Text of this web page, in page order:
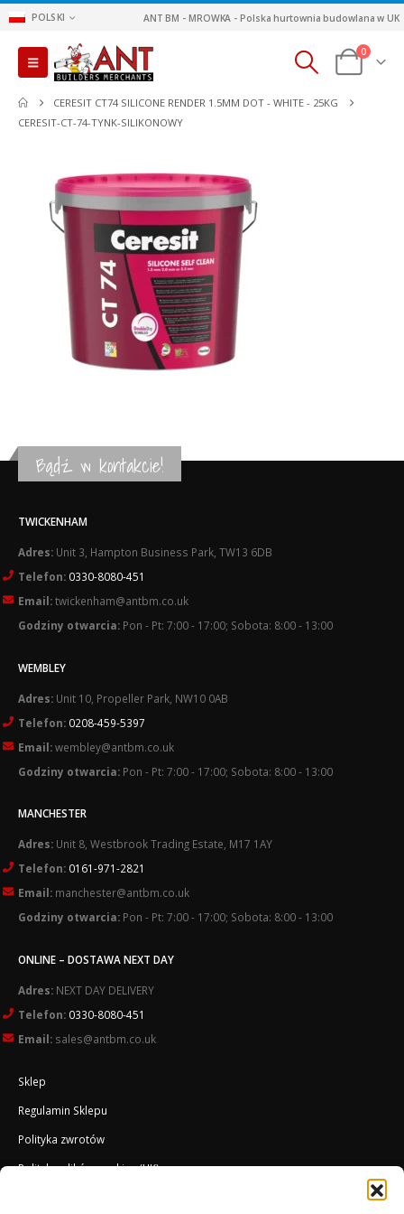
POLSKI ANT BM - MROWKA - Polska hurtownia budowlana w UK
0
CERESIT CT74 SILICONE RENDER 1.5MM DOT - WHITE - 25KG
CERESIT-CT-74-TYNK-SILIKONOWY
Bądź w kontakcie!
TWICKENHAM
Adres: Unit 3, Hampton Business Park, TW13 6DB
Telefon: 0330-8080-451
Email:twickenham@antbm.co.uk
Godziny otwarcia: Pon - Pt: 7:00 - 17:00; Sobota: 8:00 - 13:00
WEMBLEY
Adres: Unit 10, Propeller Park, NW10 0AB
Telefon: 0208-459-5397
Email:wembley@antbm.co.uk
Godziny otwarcia: Pon - Pt: 7:00 - 17:00; Sobota: 8:00 - 13:00
MANCHESTER
Adres: Unit 8, Westbrook Trading Estate, M17 1AY
Telefon: 0161-971-2821
Email: manchester@antbm.co.uk
Godziny otwarcia: Pon - Pt: 7:00 - 17:00; Sobota: 8:00 - 13:00
ONLINE – DOSTAWA NEXT DAY
Adres: NEXT DAY DELIVERY
Telefon: 0330-8080-451
Email: sales@antbm.co.uk
Sklep
Regulamin Sklepu
Polityka zwrotów
Polityka plików cookies (UK)